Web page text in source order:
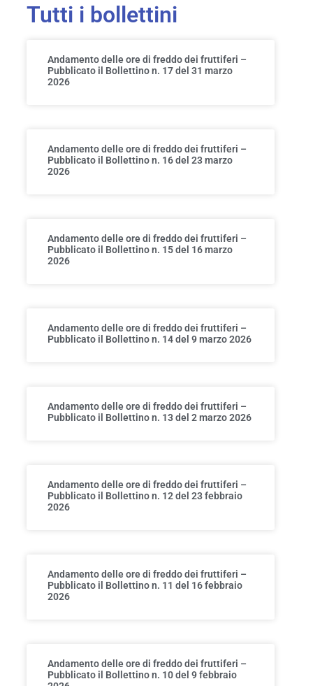
Tutti i bollettini
Andamento delle ore di freddo dei fruttiferi –
Pubblicato il Bollettino n. 17 del 31 marzo
2026
Andamento delle ore di freddo dei fruttiferi –
Pubblicato il Bollettino n. 16 del 23 marzo
2026
Andamento delle ore di freddo dei fruttiferi –
Pubblicato il Bollettino n. 15 del 16 marzo
2026
Andamento delle ore di freddo dei fruttiferi –
Pubblicato il Bollettino n. 14 del 9 marzo 2026
Andamento delle ore di freddo dei fruttiferi –
Pubblicato il Bollettino n. 13 del 2 marzo 2026
Andamento delle ore di freddo dei fruttiferi –
Pubblicato il Bollettino n. 12 del 23 febbraio
2026
Andamento delle ore di freddo dei fruttiferi –
Pubblicato il Bollettino n. 11 del 16 febbraio
2026
Andamento delle ore di freddo dei fruttiferi –
Pubblicato il Bollettino n. 10 del 9 febbraio